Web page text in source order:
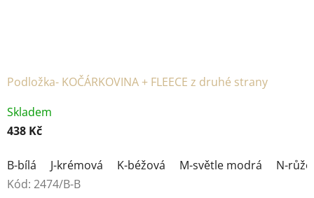
Podložka- KOČÁRKOVINA + FLEECE z druhé strany
Skladem
438 Kč
B-bílá J-krémová K-béžová M-světle modrá
N-
Kód: 2474/B-B